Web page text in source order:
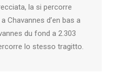
la si percorre
Chavannes d’en bas a
du fond a 2.303
lo stesso tragitto.